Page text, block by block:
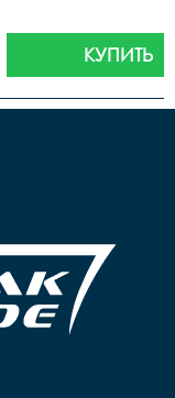
КУПИТЬ